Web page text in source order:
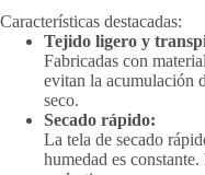
Características destacadas:
Tejido ligero y
Fabricadas con
evitan la acumulación
seco.
Secado rápido:
La tela de secado
humedad es constante.